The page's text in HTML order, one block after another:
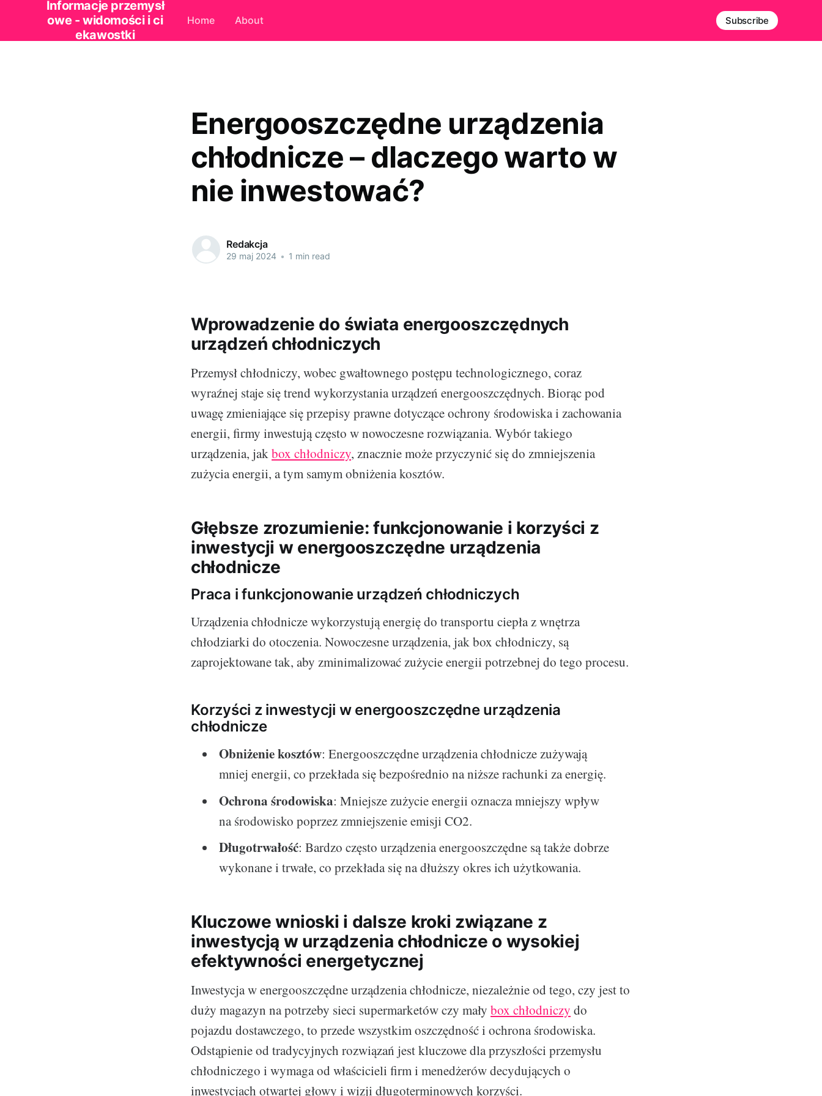
Informacje przemysł
owe - widomości i ci
ekawostki
Home About Subscribe
Energooszczędne urządzenia
chłodnicze – dlaczego warto w
nie inwestować?
Redakcja
29 maj 2024 • 1 min read
Wprowadzenie do świata energooszczędnych
urządzeń chłodniczych
Przemysł chłodniczy, wobec gwałtownego postępu technologicznego, coraz
wyraźnej staje się trend wykorzystania urządzeń energooszczędnych. Biorąc pod
uwagę zmieniające się przepisy prawne dotyczące ochrony środowiska i zachowania
energii, firmy inwestują często w nowoczesne rozwiązania. Wybór takiego
urządzenia, jakbox chłodniczy, znacznie może przyczynić się do zmniejszenia
zużycia energii, a tym samym obniżenia kosztów.
Głębsze zrozumienie: funkcjonowanie i korzyści z
inwestycji w energooszczędne urządzenia
chłodnicze
Praca i funkcjonowanie urządzeń chłodniczych
Urządzenia chłodnicze wykorzystują energię do transportu ciepła z wnętrza
chłodziarki do otoczenia. Nowoczesne urządzenia, jak box chłodniczy, są
zaprojektowane tak, aby zminimalizować zużycie energii potrzebnej do tego procesu.
Korzyści z inwestycji w energooszczędne urządzenia
chłodnicze
Obniżenie kosztów: Energooszczędne urządzenia chłodnicze zużywają
mniej energii, co przekłada się bezpośrednio na niższe rachunki za energię.
Ochrona środowiska: Mniejsze zużycie energii oznacza mniejszy wpływ
na środowisko poprzez zmniejszenie emisji CO2.
Długotrwałość: Bardzo często urządzenia energooszczędne są także dobrze
wykonane i trwałe, co przekłada się na dłuższy okres ich użytkowania.
Kluczowe wnioski i dalsze kroki związane z
inwestycją w urządzenia chłodnicze o wysokiej
efektywności energetycznej
Inwestycja w energooszczędne urządzenia chłodnicze, niezależnie od tego, czy jest to
duży magazyn na potrzeby sieci supermarketów czy mały box chłodniczy do
pojazdu dostawczego, to przede wszystkim oszczędność i ochrona środowiska.
Odstąpienie od tradycyjnych rozwiązań jest kluczowe dla przyszłości przemysłu
chłodniczego i wymaga od właścicieli firm i menedżerów decydujących o
inwestycjach otwartej głowy i wizji długoterminowych korzyści.